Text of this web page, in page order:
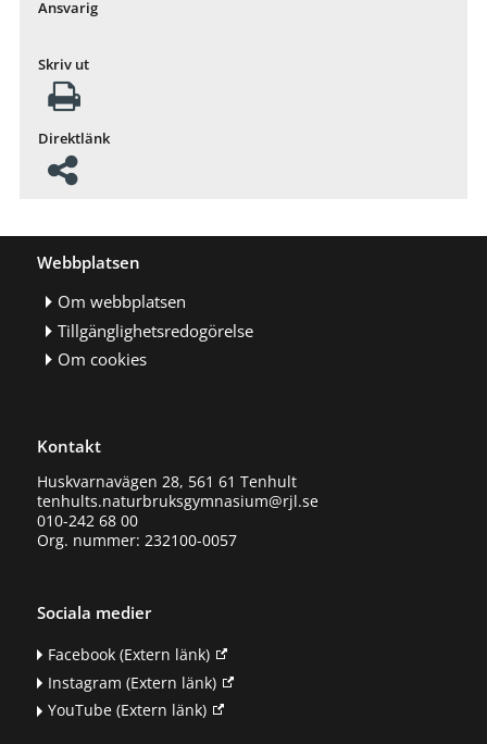
Ansvarig
Skriv ut
Direktlänk
Webbplatsen
Om webbplatsen
Tillgänglighetsredogörelse
Om cookies
Kontakt
Huskvarnavägen 28, 561 61 Tenhult
tenhults.naturbruksgymnasium@rjl.se
010-242 68 00
Org. nummer: 232100-0057
Sociala medier
Facebook(Extern länk)
Instagram (Extern länk)
YouTube(Extern länk)